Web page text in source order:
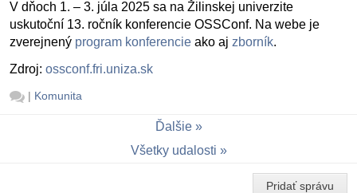
V dňoch 1. – 3. júla 2025 sa na Žilinskej univerzite
uskutoční 13. ročník konferencie OSSConf. Na webe je
zverejnený program konferencie ako aj zborník.
Zdroj: ossconf.fri.uniza.sk
| Komunita
Ďalšie
Všetky udalosti
Pridať správu